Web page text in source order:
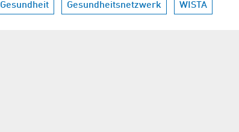
Gesundheit Gesundheitsnetzwerk WISTA